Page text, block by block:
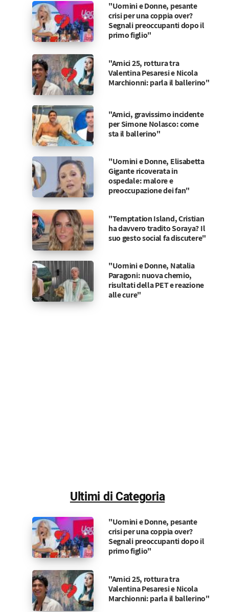
"Uomini e Donne, pesante
crisi per una coppia over?
Segnali preoccupanti dopo il
primo figlio"
"Amici 25, rottura tra
Valentina Pesaresi e Nicola
Marchionni: parla il ballerino"
"Amici, gravissimo incidente
per Simone Nolasco: come
sta il ballerino"
"Uomini e Donne, Elisabetta
Gigante ricoverata in
ospedale: malore e
preoccupazione dei fan"
"Temptation Island, Cristian
ha davvero tradito Soraya? Il
suo gesto social fa discutere"
"Uomini e Donne, Natalia
Paragoni: nuova chemio,
risultati della PET e reazione
alle cure"
Ultimi di Categoria
"Uomini e Donne, pesante
crisi per una coppia over?
Segnali preoccupanti dopo il
primo figlio"
"Amici 25, rottura tra
Valentina Pesaresi e Nicola
Marchionni: parla il ballerino"